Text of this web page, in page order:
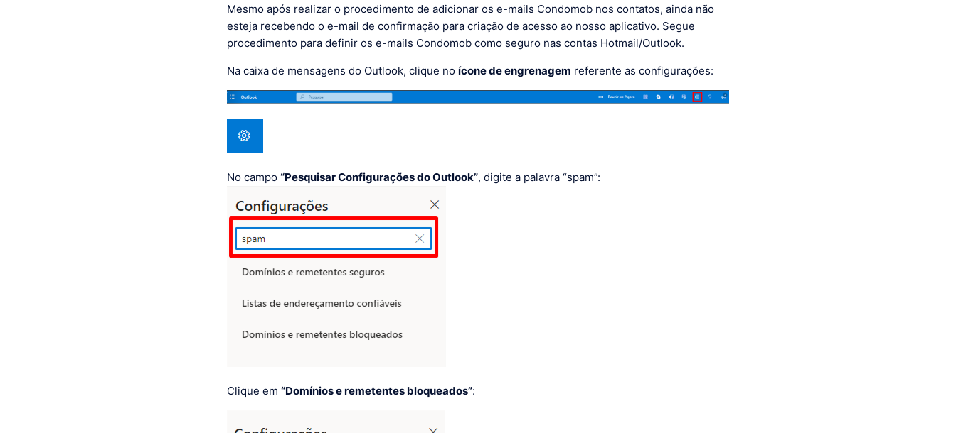
Mesmo após realizar o procedimento de adicionar os e-mails Condomob nos contatos, ainda não
esteja recebendo o e-mail de confirmação para criação de acesso ao nosso aplicativo. Segue
procedimento para definir os e-mails Condomob como seguro nas contas Hotmail/Outlook.
Na caixa de mensagens do Outlook, clique noícone de engrenagem referente as configurações:
No campo“Pesquisar Configurações do Outlook”, digite a palavra “spam”:
Clique em“Domínios e remetentes bloqueados”: